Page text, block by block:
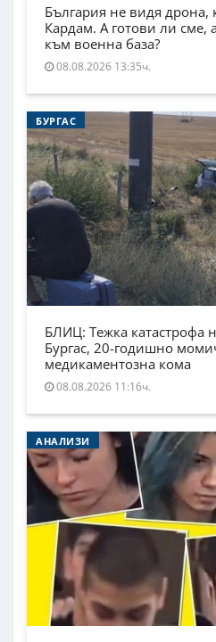
България не видя дрона,
Кардам. А готови ли сме,
към военна база?
08.08.2026 13:35ч.
БУРГАС
БЛИЦ: Тежка катастрофа
Бургас, 20-годишно
медикаментозна кома
08.08.2026 11:16ч.
АНАЛИЗИ